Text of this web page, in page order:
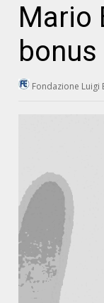
Mario
Fondazione Luigi